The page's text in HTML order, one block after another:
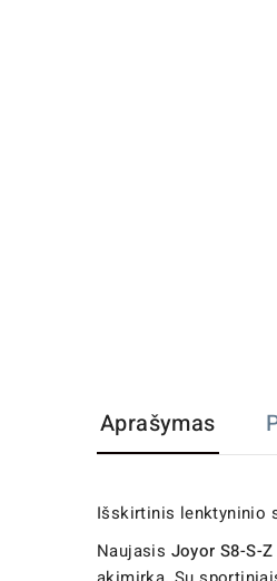
Aprašymas
Išskirtinis lenktyninio
Naujasis JoyorS8-S-Z